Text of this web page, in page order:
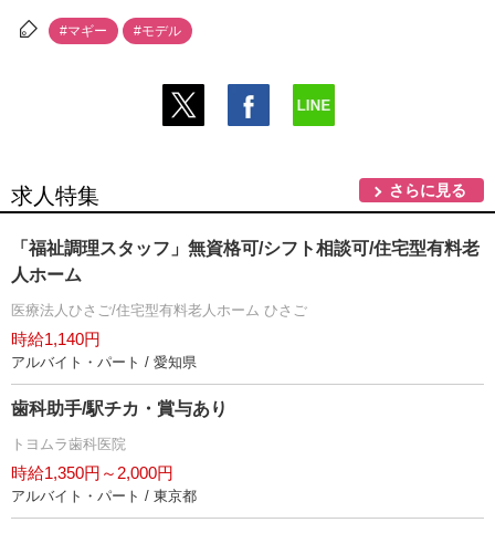
#マギー #モデル
求人特集 さらに見る
「福祉調理スタッフ」無資格可/シフト相談可/住宅型有料老
人ホーム
医療法人ひさご/住宅型有料老人ホーム ひさご
時給1,140円
アルバイト・パート / 愛知県
歯科助手/駅チカ・賞与あり
トヨムラ歯科医院
時給1,350円～2,000円
アルバイト・パート / 東京都